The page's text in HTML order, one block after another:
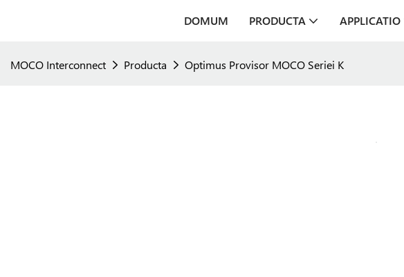
DOMUM PRODUCTA APPLICATIO
MOCO Interconnect Producta Optimus Provisor MOCO Seriei K